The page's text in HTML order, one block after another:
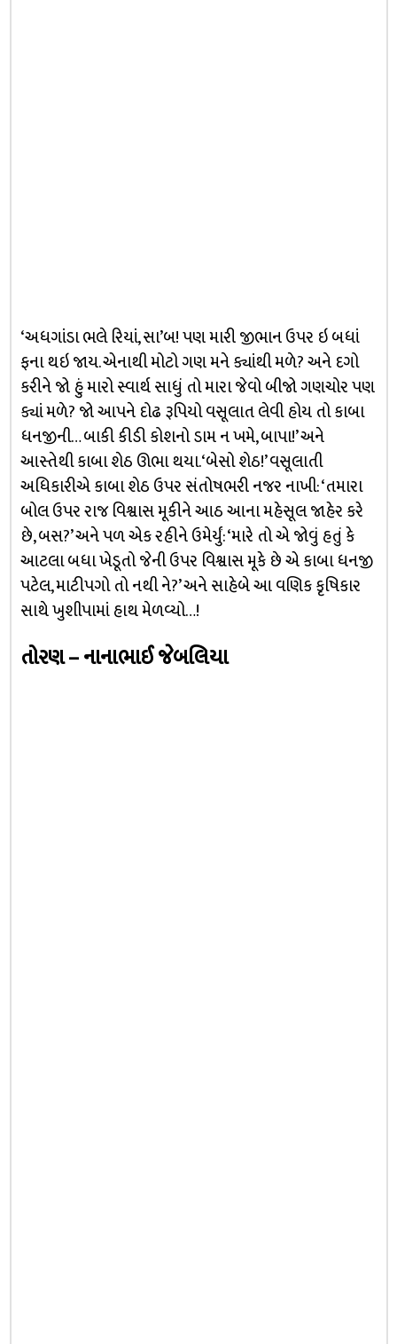
‘અધગાંડા ભલે રિયાં, સા’બ! પણ મારી જીભાન ઉપર ઇ બધાં
ફના થઇ જાય. એનાથી મોટો ગણ મને ક્યાંથી મળે? અને દગો
કરીને જો હું મારો સ્વાર્થ સાધું તો મારા જેવો બીજો ગણચોર પણ
ક્યાં મળે? જો આપને દોઢ રૂપિયો વસૂલાત લેવી હોય તો કાબા
ધનજીની… બાકી કીડી કોશનો ડામ ન ખમે, બાપા!’ અને
આસ્તેથી કાબા શેઠ ઊભા થયા. ‘બેસો શેઠ!’ વસૂલાતી
અધિકારીએ કાબા શેઠ ઉપર સંતોષભરી નજર નાખી: ‘તમારા
બોલ ઉપર રાજ વિશ્વાસ મૂકીને આઠ આના મહેસૂલ જાહેર કરે
છે, બસ?’ અને પળ એક રહીને ઉમેર્યું: ‘મારે તો એ જોવું હતું કે
આટલા બધા ખેડૂતો જેની ઉપર વિશ્વાસ મૂકે છે એ કાબા ધનજી
પટેલ, માટીપગો તો નથી ને?’ અને સાહેબે આ વણિક કૃષિકાર
સાથે ખુશીપામાં હાથ મેળવ્યો…!
તોરણ – નાનાભાઈ જેબલિયા